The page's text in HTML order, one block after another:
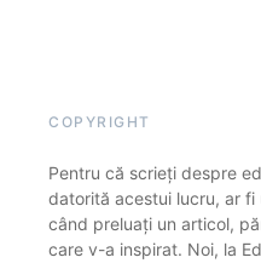
COPYRIGHT
Pentru că scrieți despre
datorită acestui lucru, ar
când preluați un articol,
care v-a inspirat. Noi, la